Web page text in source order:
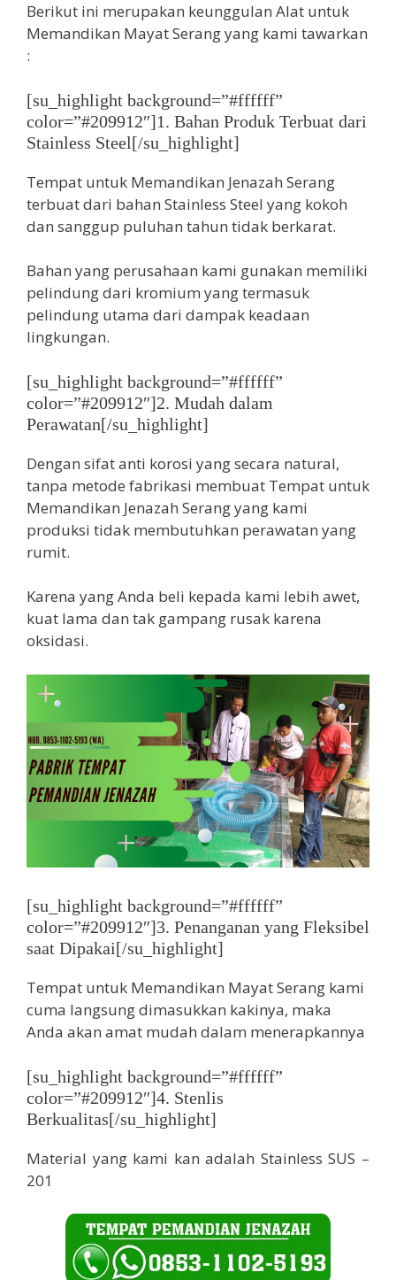
Berikut ini merupakan keunggulan Alat untuk
Memandikan Mayat Serang yang kami tawarkan
:
[su_highlight background=”#ffffff”
color=”#209912″]1. Bahan Produk Terbuat dari
Stainless Steel[/su_highlight]
Tempat untuk Memandikan Jenazah Serang
terbuat dari bahan Stainless Steel yang kokoh
dan sanggup puluhan tahun tidak berkarat.
Bahan yang perusahaan kami gunakan memiliki
pelindung dari kromium yang termasuk
pelindung utama dari dampak keadaan
lingkungan.
[su_highlight background=”#ffffff”
color=”#209912″]2. Mudah dalam
Perawatan[/su_highlight]
Dengan sifat anti korosi yang secara natural,
tanpa metode fabrikasi membuat Tempat untuk
Memandikan Jenazah Serang yang kami
produksi tidak membutuhkan perawatan yang
rumit.
Karena yang Anda beli kepada kami lebih awet,
kuat lama dan tak gampang rusak karena
oksidasi.
[su_highlight background=”#ffffff”
color=”#209912″]3. Penanganan yang Fleksibel
saat Dipakai[/su_highlight]
Tempat untuk Memandikan Mayat Serang kami
cuma langsung dimasukkan kakinya, maka
Anda akan amat mudah dalam menerapkannya
[su_highlight background=”#ffffff”
color=”#209912″]4. Stenlis
Berkualitas[/su_highlight]
Material yang kami kan adalah Stainless SUS –
201